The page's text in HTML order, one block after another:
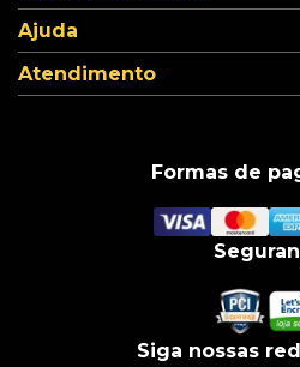
Ajuda
Atendimento
Formas de
Siga nossas